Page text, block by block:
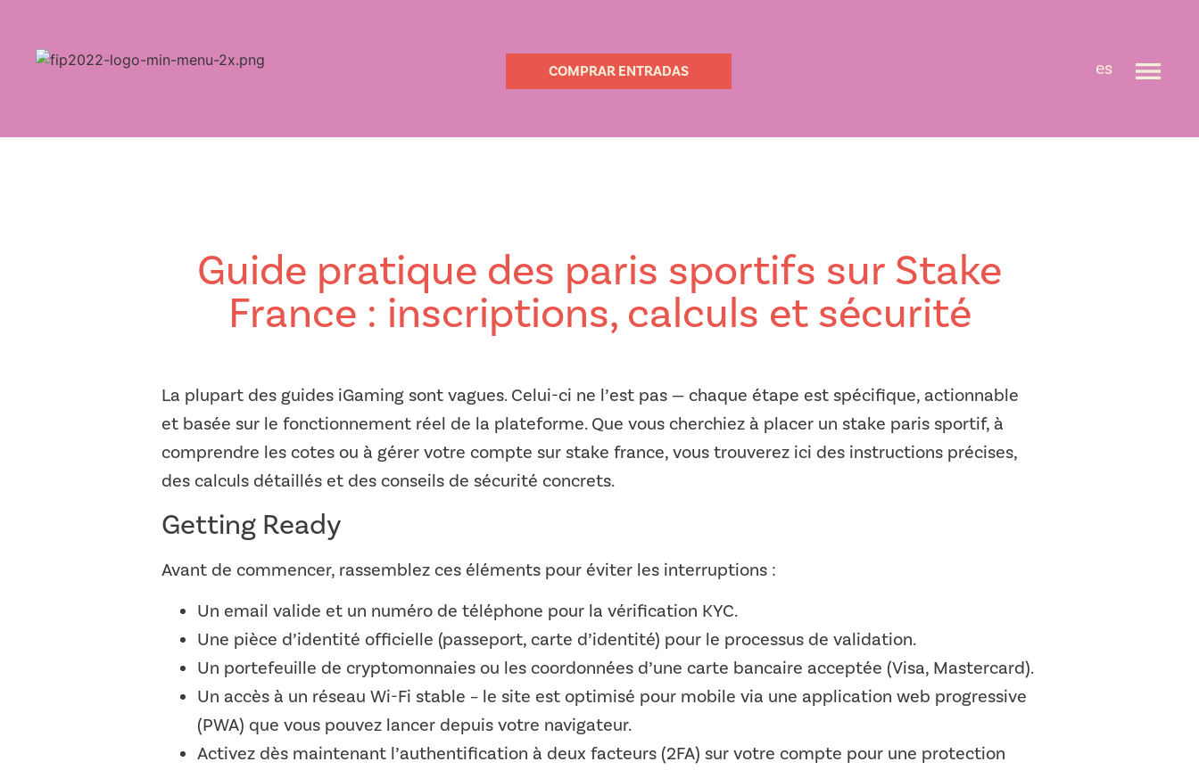
COMPRAR ENTRADAS es
Guide pratique des paris sportifs sur Stake
France : inscriptions, calculs et sécurité
La plupart des guides iGaming sont vagues. Celui-ci ne l’est pas — chaque étape est spécifique, actionnable
et basée sur le fonctionnement réel de la plateforme. Que vous cherchiez à placer un stake paris sportif, à
comprendre les cotes ou à gérer votre compte sur stake france, vous trouverez ici des instructions précises,
des calculs détaillés et des conseils de sécurité concrets.
Getting Ready
Avant de commencer, rassemblez ces éléments pour éviter les interruptions :
Un email valide et un numéro de téléphone pour la vérification KYC.
Une pièce d’identité officielle (passeport, carte d’identité) pour le processus de validation.
Un portefeuille de cryptomonnaies ou les coordonnées d’une carte bancaire acceptée (Visa, Mastercard).
Un accès à un réseau Wi-Fi stable – le site est optimisé pour mobile via une application web progressive
(PWA) que vous pouvez lancer depuis votre navigateur.
Activez dès maintenant l’authentification à deux facteurs (2FA) sur votre compte pour une protection